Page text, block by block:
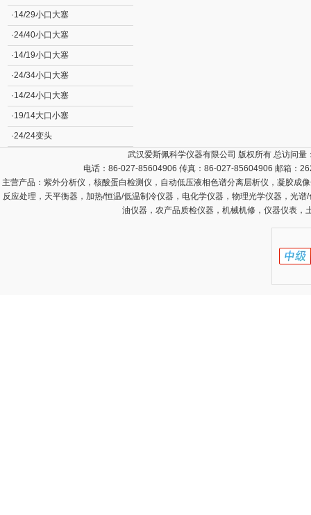
·14/29小口大塞
·24/40小口大塞
·14/19小口大塞
·24/34小口大塞
·14/24小口大塞
·19/14大口小塞
·24/24变头
武汉爱斯佩科学仪器有限公司 版权所有 总访问量
电话：86-027-85604906 传真：86-027-85604906 邮箱：
主营产品： 紫外分析仪，核酸蛋白检测仪，自动低压液相色谱分离层析仪，凝胶成
反应处理，天平衡器，加热/恒温/低温制冷仪器，电化学仪器，物理光学仪器，光
油仪器，农产品质检仪器，机械机修，仪器仪表，